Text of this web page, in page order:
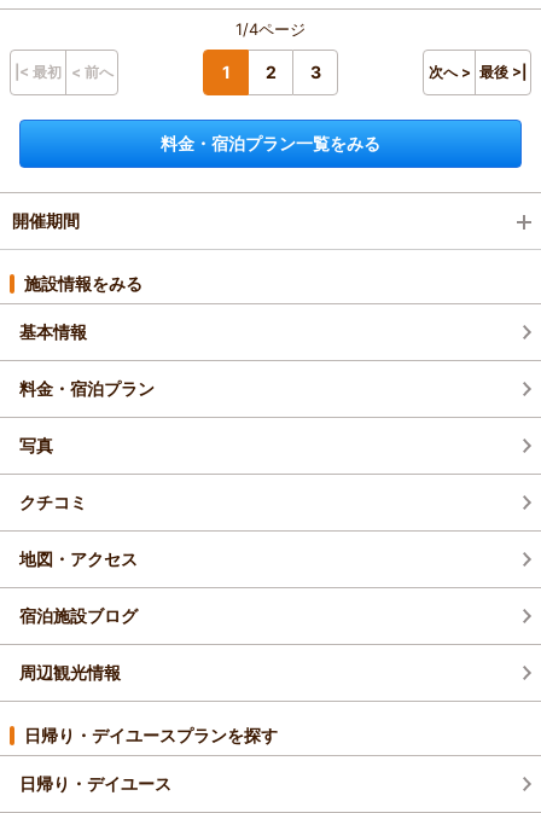
1/4ページ
|< 最初 < 前へ 1 2 3 次へ > 最後 >|
料金・宿泊プラン一覧をみる
開催期間
2026年10月(1)
2026年9月(1)
2026年8月(1)
2026年7月(1)
施設情報をみる
基本情報
料金・宿泊プラン
写真
クチコミ
地図・アクセス
宿泊施設ブログ
周辺観光情報
日帰り・デイユースプランを探す
日帰り・デイユース